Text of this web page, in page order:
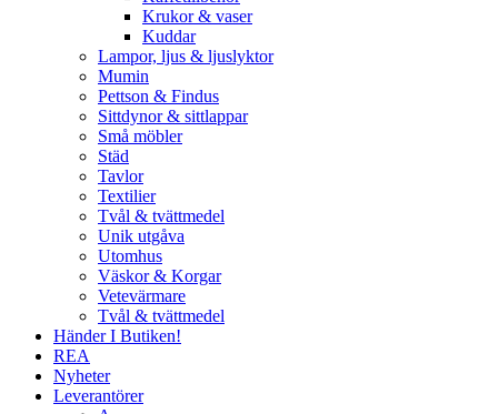
Krukor & vaser
Kuddar
Lampor, ljus & ljuslyktor
Mumin
Pettson & Findus
Sittdynor & sittlappar
Små möbler
Städ
Tavlor
Textilier
Tvål & tvättmedel
Unik utgåva
Utomhus
Väskor & Korgar
Vetevärmare
Tvål & tvättmedel
Händer I Butiken!
REA
Nyheter
Leverantörer